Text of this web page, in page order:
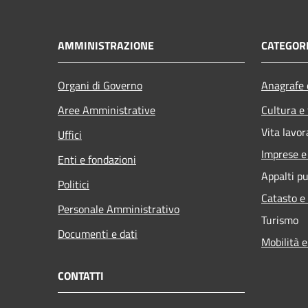
AMMINISTRAZIONE
Organi di Governo
Aree Amministrative
Uffici
Enti e fondazioni
Politici
Personale Amministrativo
Documenti e dati
Cultura
Vita
Imprese
Appalti
Catasto
Turismo
Mobilità
CONTATTI